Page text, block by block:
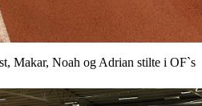
Makar, Noah og Adrian stilte i OF`s